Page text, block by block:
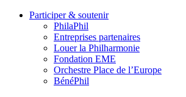
Participer & soutenir
PhilaPhil
Entreprises partenaires
Louer la Philharmonie
Fondation EME
Orchestre Place de l’Europe
BénéPhil